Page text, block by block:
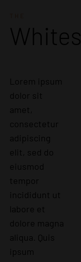
Whites
Lorem ipsum
dolor sit
amet,
consectetur
adipiscing
elit, sed do
eiusmod
tempor
incididunt ut
labore et
dolore magna
aliqua. Quis
ipsum